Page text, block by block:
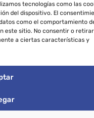
tecnologías como las
del dispositivo. El
como el comportamiento
este sitio. No consentir o
a ciertas características y